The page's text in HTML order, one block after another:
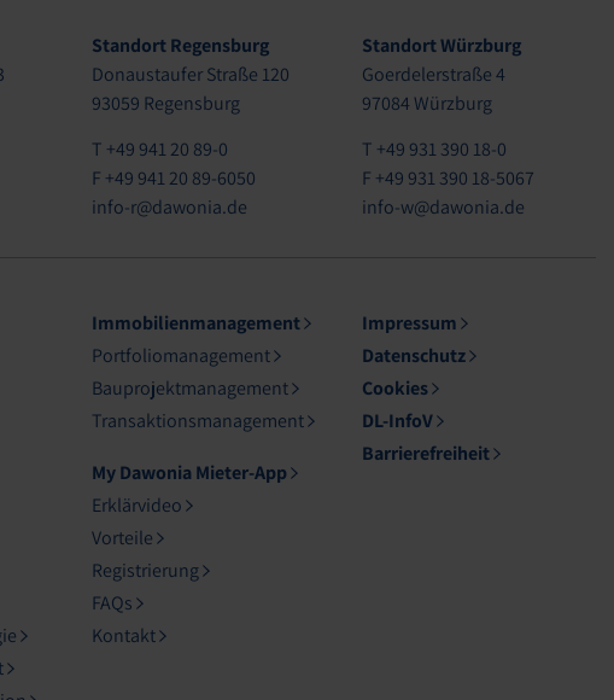
Standort Regensburg
Donaustaufer Straße 120
93059 Regensburg
T +49 941 20 89-0
F +49 941 20 89-6050
info-r@dawonia.de
Standort Würzburg
Goerdelerstraße 4
97084 Würzburg
T +49 931 390 18-0
F +49 931 390 18-5067
info-w@dawonia.de
Immobilienmanagement
Portfoliomanagement
Bauprojektmanagement
Transaktionsmanagement
My Dawonia Mieter-App
Erklärvideo
Vorteile
Registrierung
FAQs
Kontakt
Impressum
Datenschutz
Cookies
DL-InfoV
Barrierefreiheit